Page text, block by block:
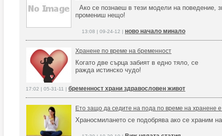
Ако се познаеш в тези модели на поведение,
промениш нещо!
13:08 | 09-24-12 | ново начало минало
Хранене по време на бременност
Когато две сърца забият в едно тяло, се
ражда истинско чудо!
17:02 | 05-31-11 | бременност храни здравословен живот
Ето защо да седите на пода по време на хранене
Храносмилането се подобрява ако се храним